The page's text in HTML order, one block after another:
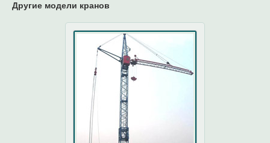
Другие модели кранов